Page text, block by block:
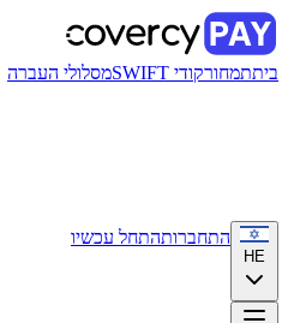
ביתתמחורקודי SWIFT מסלולי העברה
HE
התחברותהתחל עכשיו